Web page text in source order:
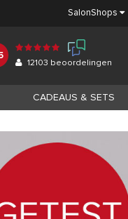
SalonShops
12103 beoordelingen
CADEAUS & SETS